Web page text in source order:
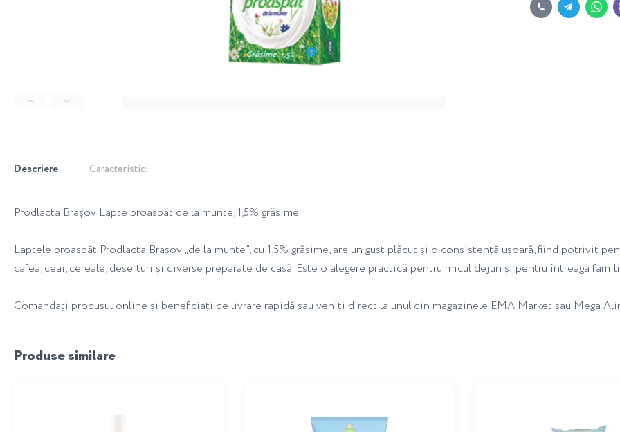
Descriere Caracteristici
Prodlacta Brașov Lapte proaspăt de la munte, 1,5% grăsime
Laptele proaspăt Prodlacta Brașov „de la munte”, cu 1,5% grăsime, are un gust plăcut și o consistență ușoară, fiind potrivit
cafea, ceai, cereale, deserturi și diverse preparate de casă. Este o alegere practică pentru micul dejun și pentru întreaga
Comandați produsul online și beneficiați de livrare rapidă sau veniți direct la unul din magazinele EMA Market sau Mega
Produse similare